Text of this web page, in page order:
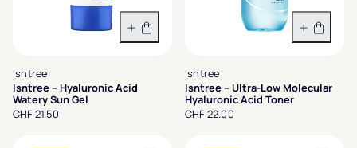
In den Warenkorb
Isntree
Isntree – Hyaluronic Acid
Watery Sun Gel
CHF 21.50
In den
Isntree
Isntree – Ultra-Low Molecular
Hyaluronic Acid Toner
CHF 22.00